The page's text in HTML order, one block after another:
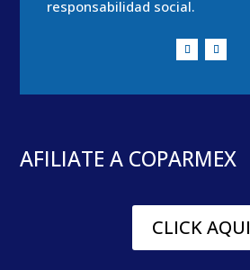
responsabilidad social.
AFILIATE A COPARMEX
CLICK AQUI